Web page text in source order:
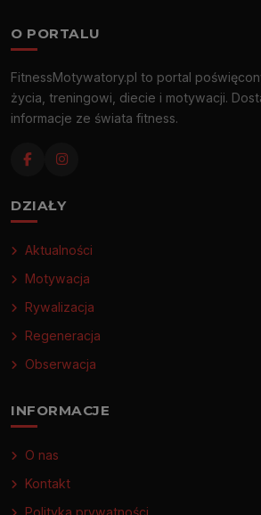
O PORTALU
FitnessMotywatory.pl to portal
życia, treningowi, diecie i motywacji.
informacje ze świata fitness.
DZIAŁY
Aktualności
Motywacja
Rywalizacja
Regeneracja
Obserwacja
INFORMACJE
O nas
Kontakt
Polityka prywatności